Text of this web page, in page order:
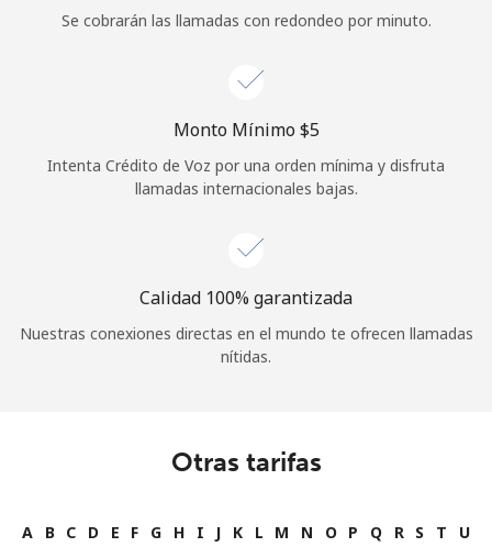
Se cobrarán las llamadas con redondeo por minuto.
Monto Mínimo ⁦$5⁩
Intenta Crédito de Voz por una orden mínima y disfruta
llamadas internacionales bajas.
Calidad 100% garantizada
Nuestras conexiones directas en el mundo te ofrecen llamadas
nítidas.
Otras tarifas
A B C D E F G H I J K L M N O P Q R S T
U